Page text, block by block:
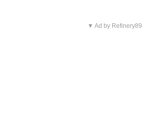
▼ Ad by Refinery89